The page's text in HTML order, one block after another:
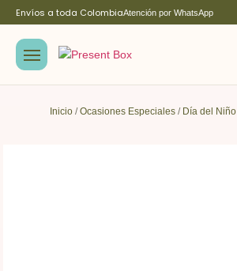
Envíos a toda ColombiaAtención por WhatsApp
Inicio /Ocasiones Especiales / Día del Niño